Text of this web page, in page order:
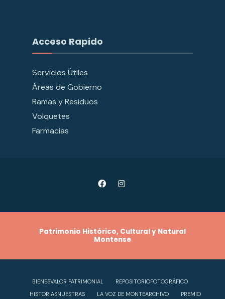
Acceso Rapido
Servicios Útiles
Áreas de Gobierno
Ramas y Residuos
Volquetes
Farmacias
Patrimonio Histórico, Cultural y Natural
Montense
BIENESVALOR PATRIMONIAL REPOSITORIOFOTOGRÁFICO
HISTORIASNUESTRAS LA VOZ DE MONTEARCHIVO PREMIO